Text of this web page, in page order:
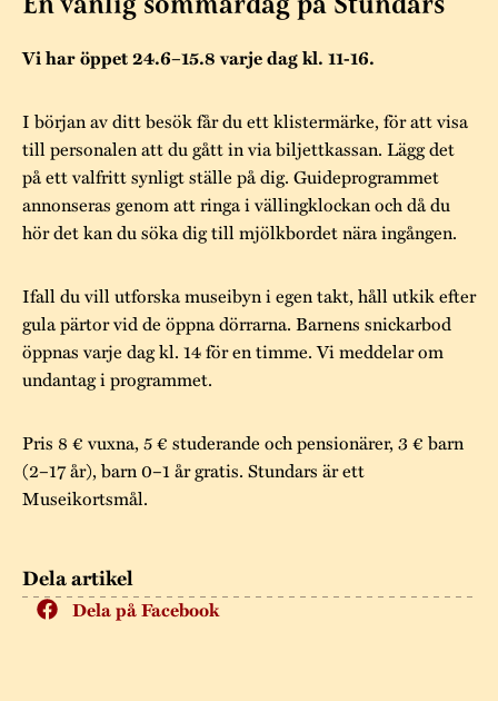
Hållbar utveckling
Kontakta oss
Kalas på Stundars
Stundars teater
Jarl Hemmer
Byggnadsvård
Rödmyllan
Hantverk
Projekt
Stugornas Stundars
Museisamlingarna
Stundarsvänner
Årsberättelser
Årets Gunnar
registerbeskrivning
Dela artikel
Dela på Facebook
Vi har öppet 24.6–15.8 varje dag kl. 11-16.
I början av ditt besök får du ett klistermärke, för att visa
till personalen att du gått in via biljettkassan. Lägg det
på ett valfritt synligt ställe på dig. Guideprogrammet
annonseras genom att ringa i vällingklockan och då du
hör det kan du söka dig till mjölkbordet nära ingången.
Ifall du vill utforska museibyn i egen takt, håll utkik efter
gula pärtor vid de öppna dörrarna. Barnens snickarbod
öppnas varje dag kl. 14 för en timme. Vi meddelar om
undantag i programmet.
Pris 8 € vuxna, 5 € studerande och pensionärer, 3 € barn
(2–17 år), barn 0–1 år gratis. Stundars är ett
Museikortsmål.